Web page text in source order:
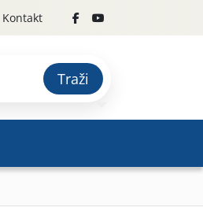
Kontakt
Traži